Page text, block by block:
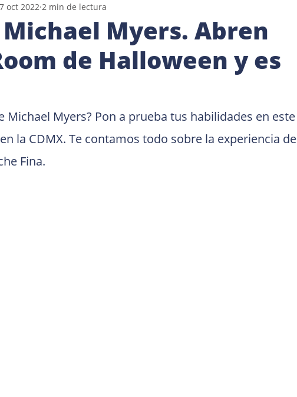
Myers. Abren
de Halloween y es
oct 2022 2 min de lectura
Michael Myers? Pon a prueba tus habilidades en este
la CDMX. Te contamos todo sobre la experiencia de
Fina.